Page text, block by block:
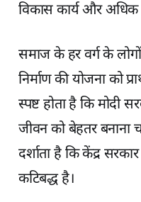
विकास कार्य और अधिक
समाज के हर वर्ग के
निर्माण की योजना को
स्पष्ट होता है कि मोदी
जीवन को बेहतर बनाना
दर्शाता है कि केंद्र
कटिबद्ध है।